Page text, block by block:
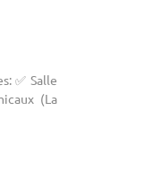
✅ Salle
(La